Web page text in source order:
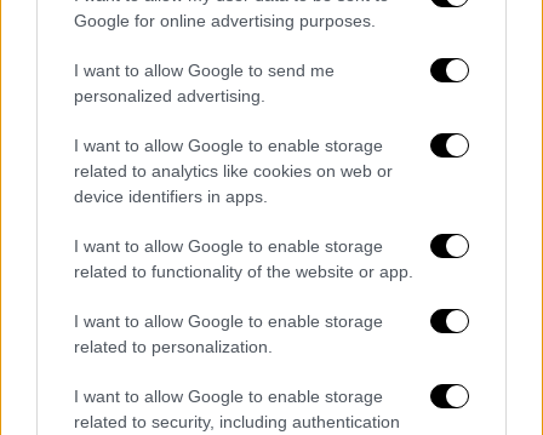
Google for online advertising purposes.
I want to allow Google to send me
personalized advertising.
I want to allow Google to enable storage
related to analytics like cookies on web or
device identifiers in apps.
I want to allow Google to enable storage
related to functionality of the website or app.
I want to allow Google to enable storage
related to personalization.
I want to allow Google to enable storage
related to security, including authentication
εκτιμήσεις για τις στρατιωτικές
δυνατότητες του Ιράν είναι «ελλιπείς».
Τα σχολιά σας δημοσιεύονται άμεσα με δική σας ευθύνη. Το
ΕΘΝΟΣ θα παρεμβαίνει και τα προσβλητικά σχόλια θα
διαγράφονται